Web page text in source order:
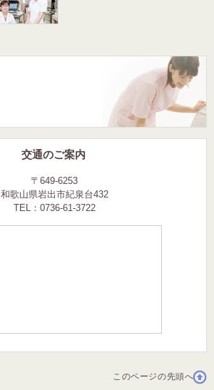
交通のご案内
〒649-6253
和歌山県岩出市紀泉台432
TEL：0736-61-3722
このページの先頭へ